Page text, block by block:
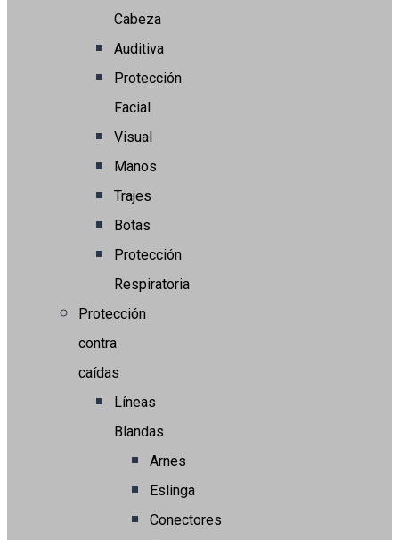
Cabeza
Auditiva
Protección
Facial
Visual
Manos
Trajes
Botas
Protección
Respiratoria
Protección
contra
caídas
Líneas
Blandas
Arnes
Eslinga
Conectores